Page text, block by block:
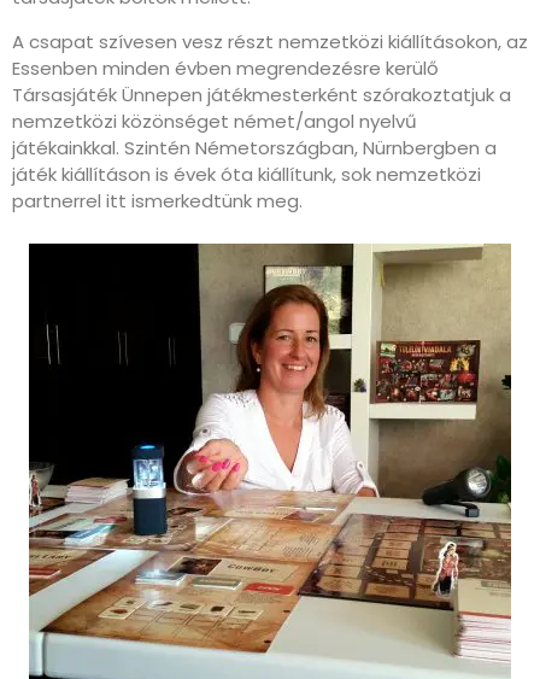
A csapat szívesen vesz részt nemzetközi kiállításokon, az
Essenben minden évben megrendezésre kerülő
Társasjáték Ünnepen játékmesterként szórakoztatjuk a
nemzetközi közönséget német/angol nyelvű
játékainkkal. Szintén Németországban, Nürnbergben a
játék kiállításon is évek óta kiállítunk, sok nemzetközi
partnerrel itt ismerkedtünk meg.